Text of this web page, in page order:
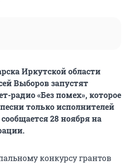
Иркутской области
Выборов запустят
радио «Без помех», которое
только исполнителей
28 ноября на
конкурсу грантов